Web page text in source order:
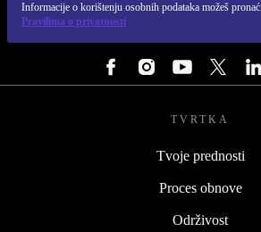
Informacije o korištenju osobnih podataka možeš
Pravilima o privatnosti
TVRTKA
Tvoje prednosti
Proces obnove
Održivost